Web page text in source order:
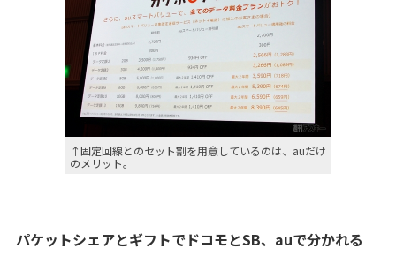
↑固定回線とのセット割を用意しているのは、auだけ
のメリット。
パケットシェアとギフトでドコモとSB、auで分かれる